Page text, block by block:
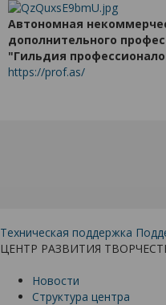
Автономная
дополнительного
"Гильдия
https://prof.as/
Техническая поддержка
ЦЕНТР РАЗВИТИЯ
Новости
Структура центра